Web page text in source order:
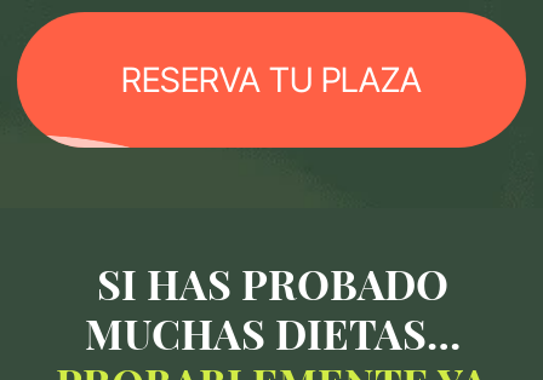
abandono
empiezas con motivación
aguantas unas semanas